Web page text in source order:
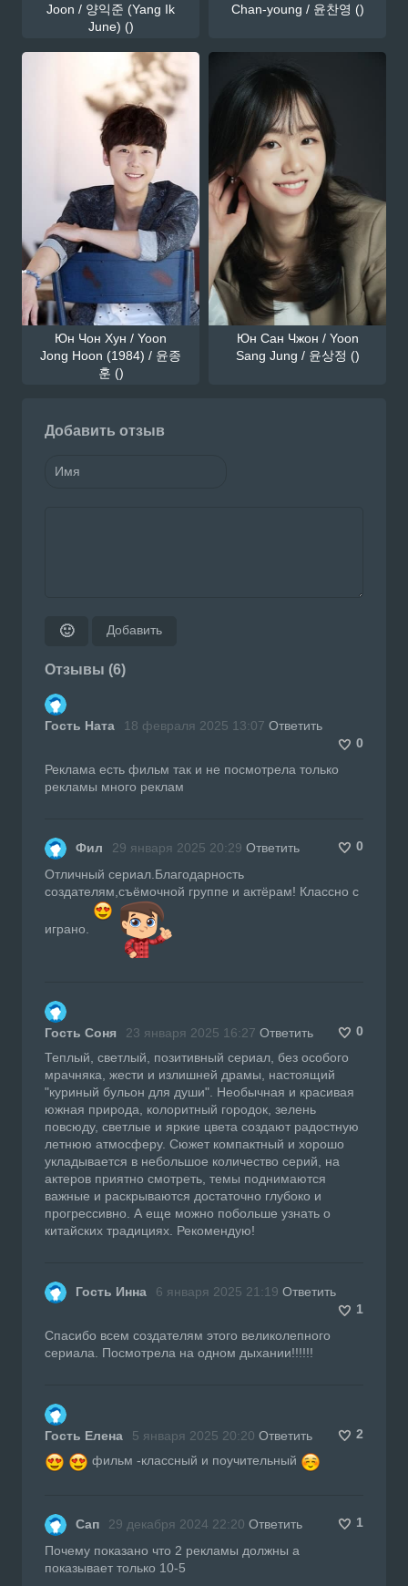
Joon / 양익준 (Yang Ik
June) ()
Chan-young / 윤찬영 ()
Юн Чон Хун / Yoon
Jong Hoon (1984) / 윤종
훈 ()
Юн Сан Чжон / Yoon
Sang Jung / 윤상정 ()
Добавить отзыв
🙂 Добавить
Отзывы (6)
Гость Ната 18 февраля 2025 13:07 Ответить
0
Реклама есть фильм так и не посмотрела только
рекламы много реклам
Фил 29 января 2025 20:29 Ответить
0
Отличный сериал.Благодарность
создателям,съёмочной группе и актёрам! Классно с
играно.
Гость Соня 23 января 2025 16:27 Ответить
0
Теплый, светлый, позитивный сериал, без особого
мрачняка, жести и излишней драмы, настоящий
"куриный бульон для души". Необычная и красивая
южная природа, колоритный городок, зелень
повсюду, светлые и яркие цвета создают радостную
летнюю атмосферу. Сюжет компактный и хорошо
укладывается в небольшое количество серий, на
актеров приятно смотреть, темы поднимаются
важные и раскрываются достаточно глубоко и
прогрессивно. А еще можно побольше узнать о
китайских традициях. Рекомендую!
Гость Инна 6 января 2025 21:19 Ответить
1
Спасибо всем создателям этого великолепного
сериала. Посмотрела на одном дыхании!!!!!!
Гость Елена 5 января 2025 20:20 Ответить
2
фильм -классный и поучительный
Сап 29 декабря 2024 22:20 Ответить
1
Почему показано что 2 рекламы должны а
показывает только 10-5